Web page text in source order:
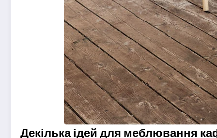
Декілька ідей для меблювання